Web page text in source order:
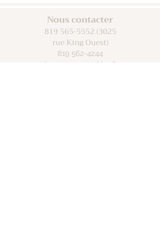
Nous contacter
819 565-5552 (3025
rue King Ouest)
819 562-4244
(10
avenue Nord)